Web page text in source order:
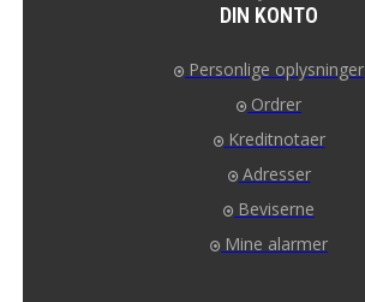
DIN KONTO
Personlige oplysninger
Ordrer
Kreditnotaer
Adresser
Beviserne
Mine alarmer